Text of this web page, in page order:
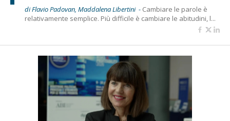
di Flavio Padovan, Maddalena Libertini - Cambiare le parole è
relativamente semplice. Più difficile è cambiare le abitudini, l...